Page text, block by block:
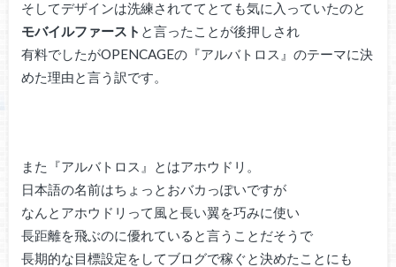
そしてデザインは洗練されててとても気に入っていたのと
モバイルファースト と言ったことが後押しされ
有料でしたがOPENCAGEの『アルバトロス』のテーマに決
めた理由と言う訳です。
また『アルバトロス』とはアホウドリ。
日本語の名前はちょっとおバカっぽいですが
なんとアホウドリって風と長い翼を巧みに使い
長距離を飛ぶのに優れていると言うことだそうで
長期的な目標設定をしてブログで稼ぐと決めたことにも